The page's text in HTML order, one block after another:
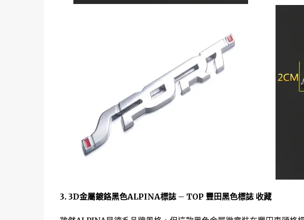
3. 3D金屬鍍鉻黑色ALPINA標誌 – TOP 豐田黑色標誌 收藏